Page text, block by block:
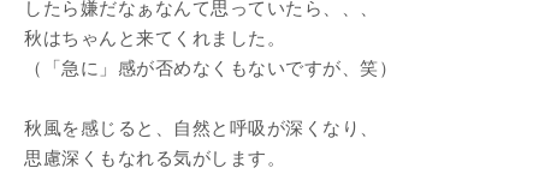
したら嫌だなぁなんて思っていたら、、、
秋はちゃんと来てくれました。
（「急に」感が否めなくもないですが、笑）
秋風を感じると、自然と呼吸が深くなり、
思慮深くもなれる気がします。